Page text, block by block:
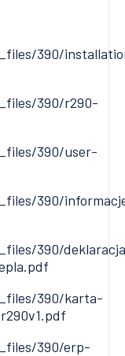
390/
390/r290-
390/user-
390/
390/
390/karta-
390/erp-